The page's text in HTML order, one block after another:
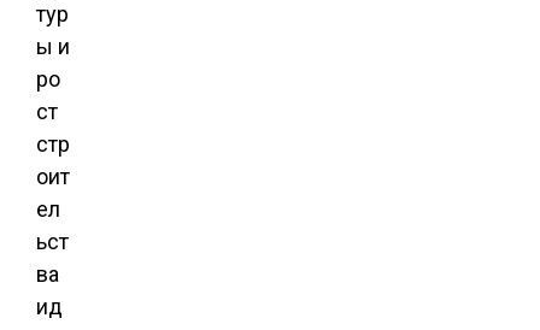
тур
ы и
ро
ст
стр
оит
ел
ьст
ва
ид